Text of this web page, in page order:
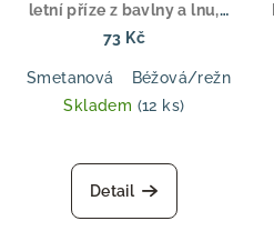
letní příze z bavlny a lnu,
aran tloušťka, pro svetry,
73 Kč
Smetanová Béžová/režná
Skladem (12 ks)
Detail